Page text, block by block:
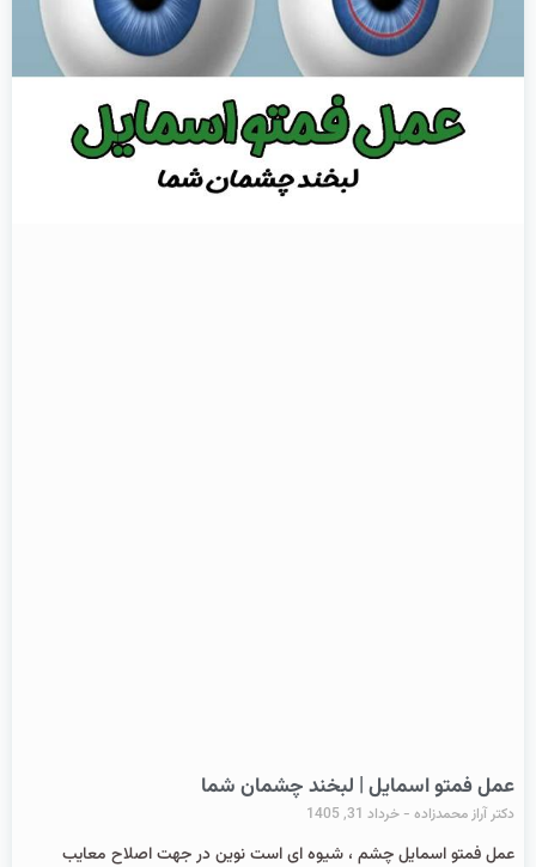
عمل فمتو اسمایل | لبخند چشمان شما
دکتر آراز محمدزاده خرداد 31, 1405
عمل فمتو اسمایل چشم ، شیوه ای است نوین در جهت اصلاح معایب